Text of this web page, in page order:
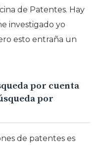
de Patentes. Hay
investigado yo
esto entraña un
por cuenta
por
de patentes es